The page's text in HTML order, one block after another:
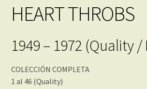
HEART THROBS
1949 – 1972 (Quality /
COLECCIÓN COMPLETA
1 al 46 (Quality)